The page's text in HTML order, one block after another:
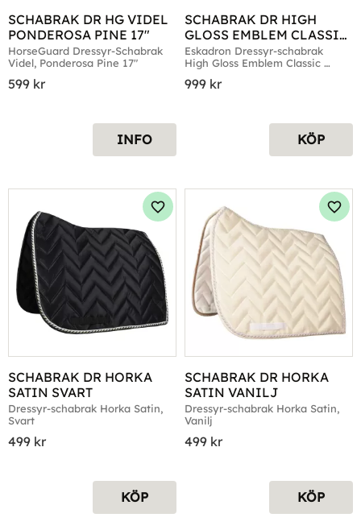
SCHABRAK DR HG VIDEL
PONDEROSA PINE 17"
HorseGuard Dressyr-Schabrak
Videl, Ponderosa Pine 17"
599 kr
INFO
SCHABRAK DR HIGH
GLOSS EMBLEM CLASSIC
SPORTS VIT
Eskadron Dressyr-schabrak
High Gloss Emblem Classic
999 kr
KÖP
SCHABRAK DR HORKA
SATIN SVART
Dressyr-schabrak Horka Satin,
Svart
499 kr
Lägg till i favoriter
KÖP
SCHABRAK DR HORKA
SATIN VANILJ
Dressyr-schabrak Horka Satin,
Vanilj
499 kr
KÖP